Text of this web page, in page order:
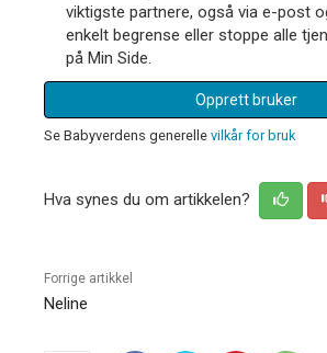
viktigste partnere, også via e-post
enkelt begrense eller stoppe alle
på Min Side.
Opprett bruker
Se Babyverdens generelle vilkår for bruk
Hva synes du om artikkelen?
Forrige artikkel
Neline